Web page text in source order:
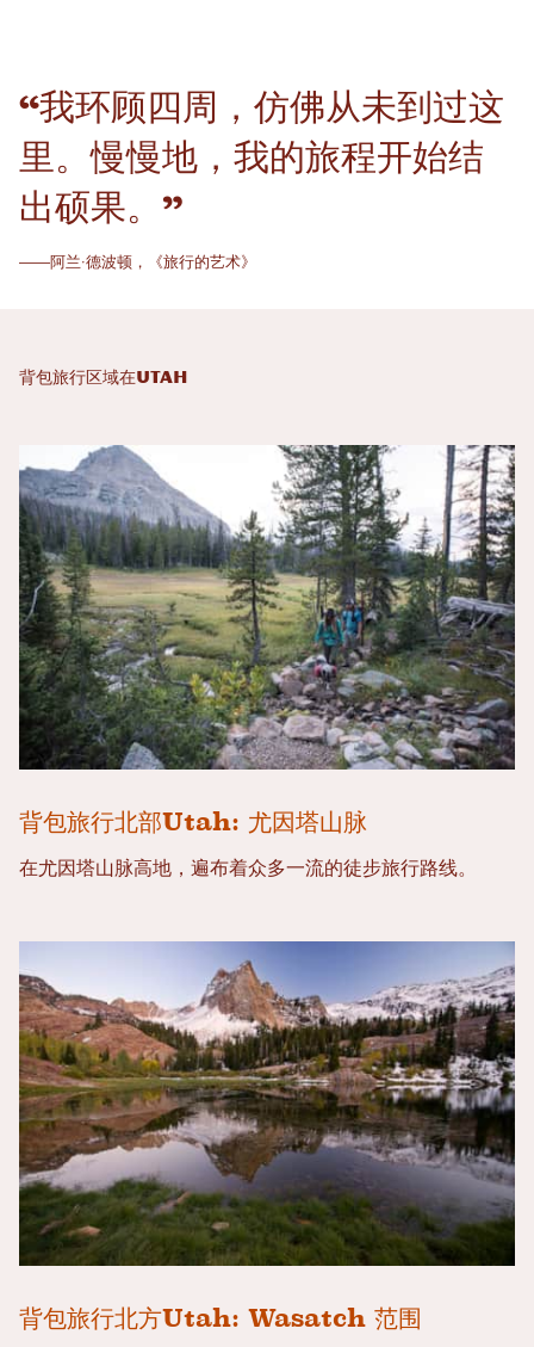
“我环顾四周，仿佛从未到过这
里。慢慢地，我的旅程开始结
出硕果。”
——阿兰·德波顿，《旅行的艺术》
背包旅行区域在UTAH
背包旅行北部Utah: 尤因塔山脉
在尤因塔山脉高地，遍布着众多一流的徒步旅行路线。
背包旅行北方Utah: Wasatch 范围